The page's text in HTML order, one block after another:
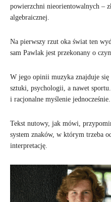
powierzchni nieorientowalnych –
algebraicznej.
Na pierwszy rzut oka świat ten
sam Pawlak jest przekonany o
W jego opinii muzyka znajduje
sztuki, psychologii, a nawet
i racjonalne myślenie jednocześnie.
Tekst nutowy, jak mówi,
system znaków, w którym trzeba
interpretację.